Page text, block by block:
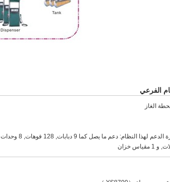
الفرعي
الغاز
وتحد من قدرة الدعم لهذا النظام: دعم ما يصل كما 9 دبابات, 128 فوهات, 8 وحدات
خزان